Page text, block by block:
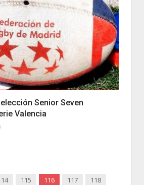
Senior Seven
Valencia
115 116 117
118